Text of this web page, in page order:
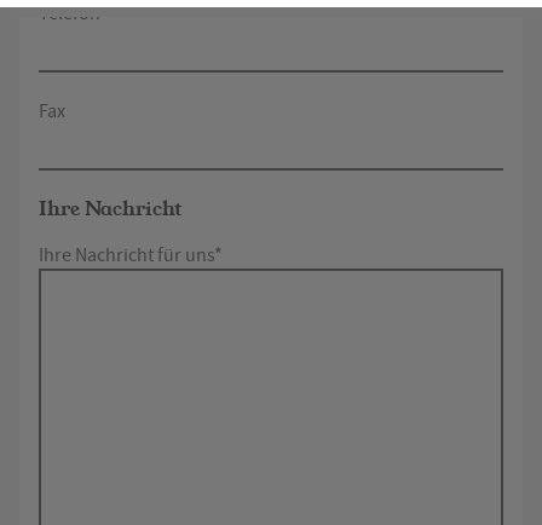
Telefon
Fax
Ihre Nachricht
Ihre Nachricht für uns*